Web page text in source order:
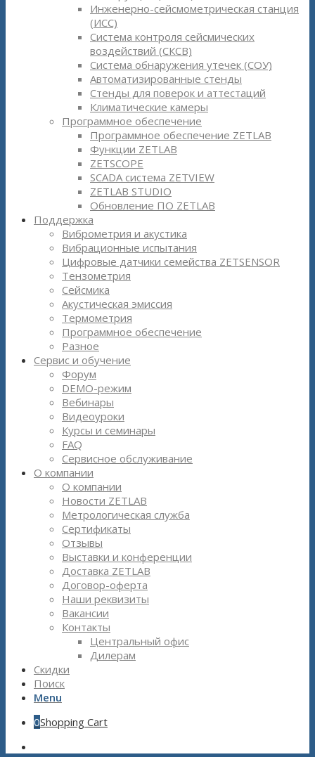
Инженерно-сейсмометрическая станция
(ИСС)
Система контроля сейсмических
воздействий (СКСВ)
Система обнаружения утечек (СОУ)
Автоматизированные стенды
Стенды для поверок и аттестаций
Климатические камеры
Программное обеспечение
Программное обеспечение ZETLAB
Функции ZETLAB
ZETSCOPE
SCADA система ZETVIEW
ZETLAB STUDIO
Обновление ПО ZETLAB
Поддержка
Виброметрия и акустика
Вибрационные испытания
Цифровые датчики семейства ZETSENSOR
Тензометрия
Сейсмика
Акустическая эмиссия
Термометрия
Программное обеспечение
Разное
Сервис и обучение
Форум
DEMO-режим
Вебинары
Видеоуроки
Курсы и семинары
FAQ
Сервисное обслуживание
О компании
О компании
Новости ZETLAB
Метрологическая служба
Сертификаты
Отзывы
Выставки и конференции
Доставка ZETLAB
Договор-оферта
Наши реквизиты
Вакансии
Контакты
Центральный офис
Дилерам
Скидки
Поиск
Menu
0Shopping Cart